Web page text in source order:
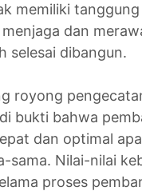
memiliki
dan
selesai dibangun.
royong
bukti bahwa
dan optimal
sama. Nilai-nilai
proses